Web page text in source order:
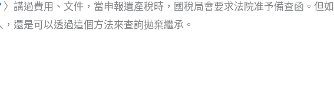
〉講過費用、文件，當申報遺產稅時，國稅局會要求法院准予備查函。但如
還是可以透過這個方法來查詢拋棄繼承。